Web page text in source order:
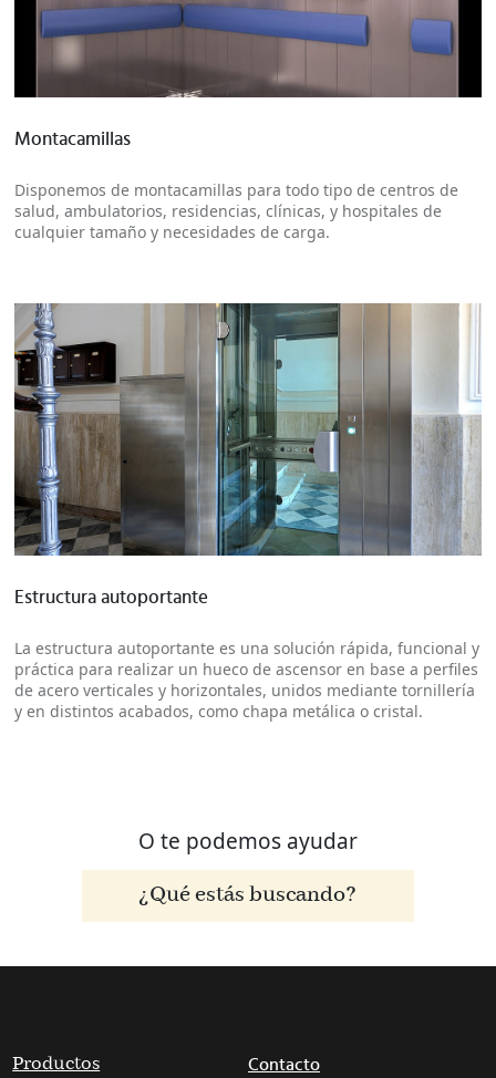
Montacamillas
Disponemos de montacamillas para todo tipo de centros de
salud, ambulatorios, residencias, clínicas, y hospitales de
cualquier tamaño y necesidades de carga.
Más información
Estructura autoportante
La estructura autoportante es una solución rápida, funcional y
práctica para realizar un hueco de ascensor en base a perfiles
de acero verticales y horizontales, unidos mediante tornillería
y en distintos acabados, como chapa metálica o cristal.
O te podemos ayudar
¿Qué estás buscando?
Productos
Contacto